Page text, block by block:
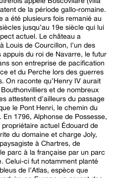
de la période gallo-romaine.
a été plusieurs fois remanié au
jusqu’au 19e siècle qui lui
actuel. Le château a
Louis de Courcillon, l’un des
appuis du roi de Navarre, le futur
son entreprise de pacification
et du Perche lors des guerres
On raconte qu’Henry IV aurait
et de nombreux
attestent d'ailleurs du passage
le Pont Henri, le chemin du
de Possesse,
actuel Édouard de
du domaine et charge Joly,
à Chartres, de
parc à la française par un parc
Celui-ci fut notamment planté
de l’Atlas, espèce que